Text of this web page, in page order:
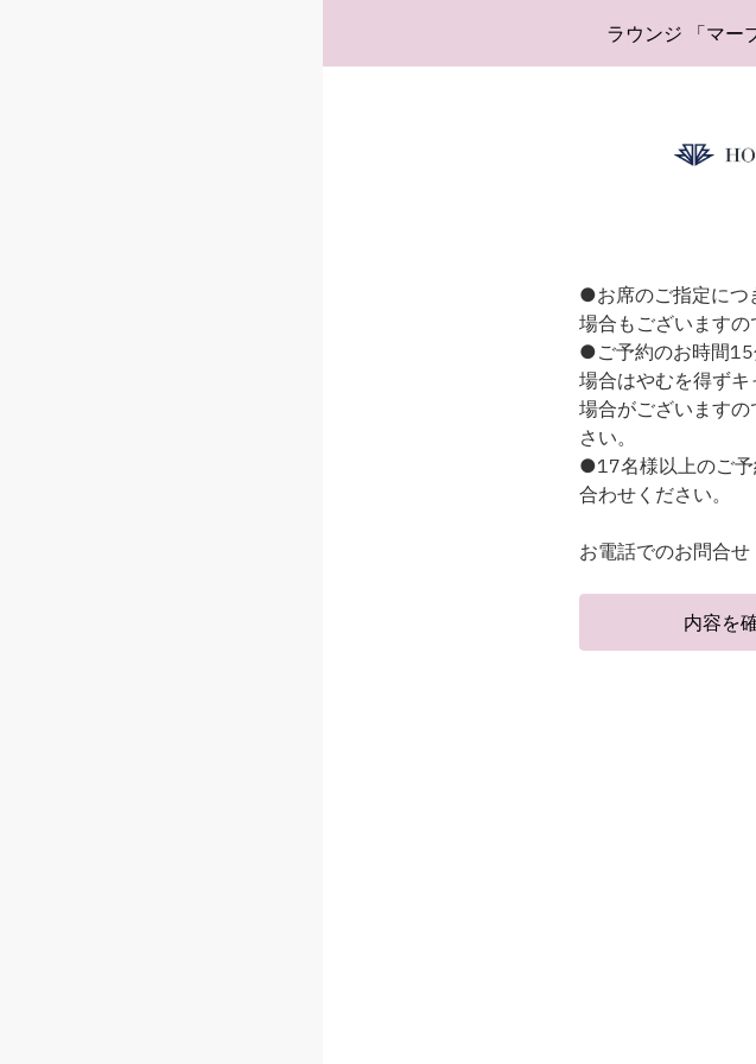
ラウンジ 「マー
●お席のご指定につ
場合もございますの
●ご予約のお時間15
場合はやむを得ずキ
場合がございます
さい。
●17名様以上のご予
合わせください。
お電話でのお問合せ
内容を